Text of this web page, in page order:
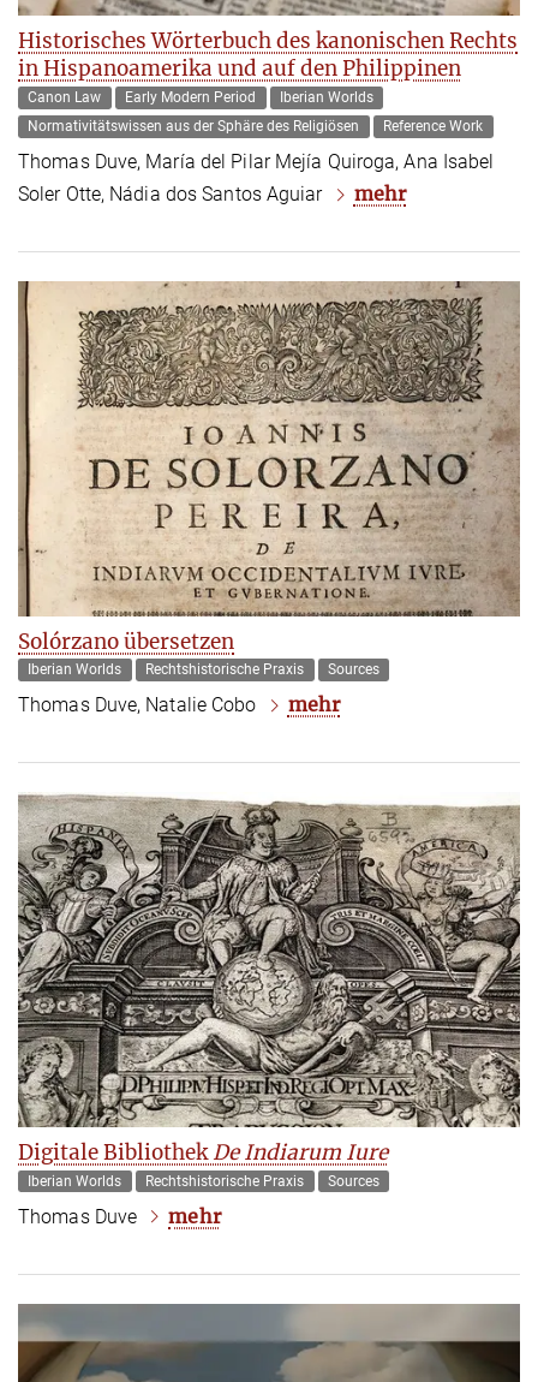
Historisches Wörterbuch des kanonischen Rechts
in Hispanoamerika und auf den Philippinen
Canon Law Early Modern Period
Iberian Worlds
Normativitätswissen aus der Sphäre des Religiösen
Reference Work
Thomas Duve, María del Pilar Mejía Quiroga, Ana Isabel
Soler Otte, Nádia dos Santos Aguiar
mehr
Solórzano übersetzen
Iberian Worlds Rechtshistorische Praxis Sources
Thomas Duve, Natalie Cobo mehr
Digitale BibliothekDe Indiarum Iure
Iberian Worlds Rechtshistorische Praxis Sources
Thomas Duve mehr